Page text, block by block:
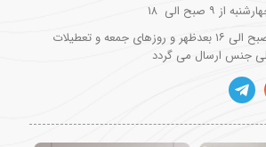
۹ صبح الی ۱۸
پنجشنبه از ساعت ۹ صبح الی ۱۶ بعدظهر و روزهای جمعه و تعطیلات
جنس ارسال می گردد